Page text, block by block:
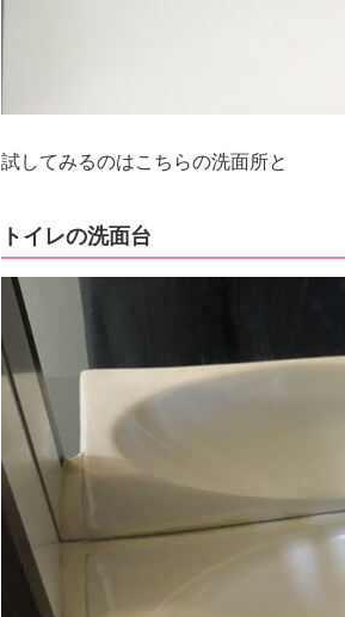
試してみるのはこちらの洗面所と
トイレの洗面台